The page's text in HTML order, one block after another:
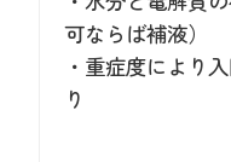
可ならば補液）
・重症度により
り